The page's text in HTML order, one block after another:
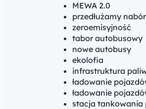
MEWA 2.0
przedłużamy nabór
zeroemisyjność
tabor autobusowy
nowe autobusy
ekolofia
infrastruktura
ładowanie
ładowanie
stacja tankowania